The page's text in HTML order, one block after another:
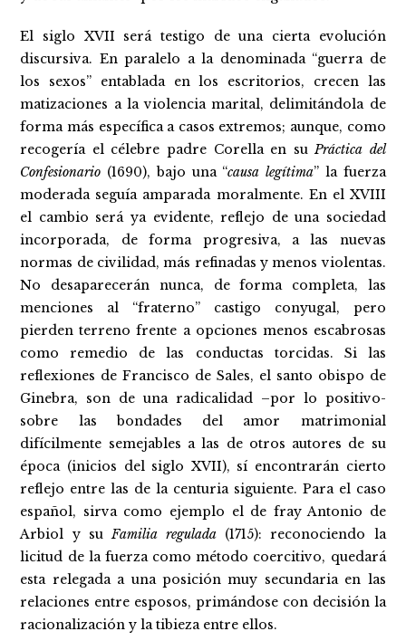
El siglo XVII será testigo de una cierta evolución
discursiva. En paralelo a la denominada “guerra de
los sexos” entablada en los escritorios, crecen las
matizaciones a la violencia marital, delimitándola de
forma más específica a casos extremos; aunque, como
recogería el célebre padre Corella en suPráctica del
Confesionario (1690), bajo una “causa legítima” la fuerza
moderada seguía amparada moralmente. En el XVIII
el cambio será ya evidente, reflejo de una sociedad
incorporada, de forma progresiva, a las nuevas
normas de civilidad, más refinadas y menos violentas.
No desaparecerán nunca, de forma completa, las
menciones al “fraterno” castigo conyugal, pero
pierden terreno frente a opciones menos escabrosas
como remedio de las conductas torcidas. Si las
reflexiones de Francisco de Sales, el santo obispo de
Ginebra, son de una radicalidad –por lo positivo-
sobre las bondades del amor matrimonial
difícilmente semejables a las de otros autores de su
época (inicios del siglo XVII), sí encontrarán cierto
reflejo entre las de la centuria siguiente. Para el caso
español, sirva como ejemplo el de fray Antonio de
Arbiol y suFamilia regulada (1715): reconociendo la
licitud de la fuerza como método coercitivo, quedará
esta relegada a una posición muy secundaria en las
relaciones entre esposos, primándose con decisión la
racionalización y la tibieza entre ellos.